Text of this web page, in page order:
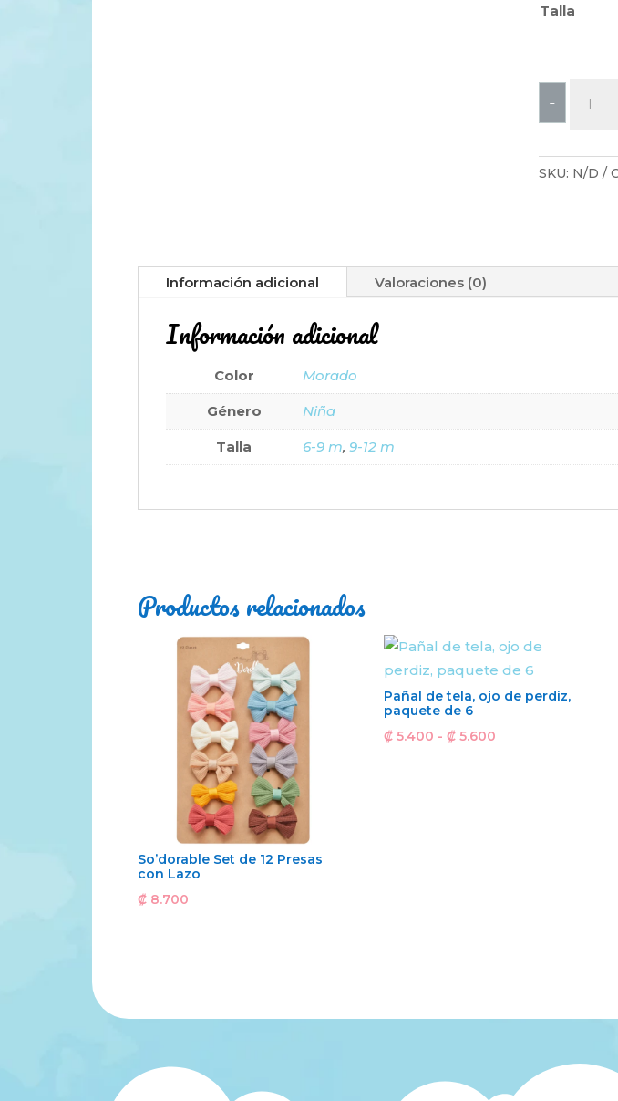
Talla
-
Body
de
3
SKU: N/D
Información adicional Valoraciones (0)
Información adicional
Color Morado
Género Niña
Talla 6-9 m, 9-12 m
Productos relacionados
So’dorable Set de 12 Presas
con Lazo
₡8.700
Pañal de tela, ojo de perdiz,
paquete de 6
₡ 5.400 - ₡ 5.600